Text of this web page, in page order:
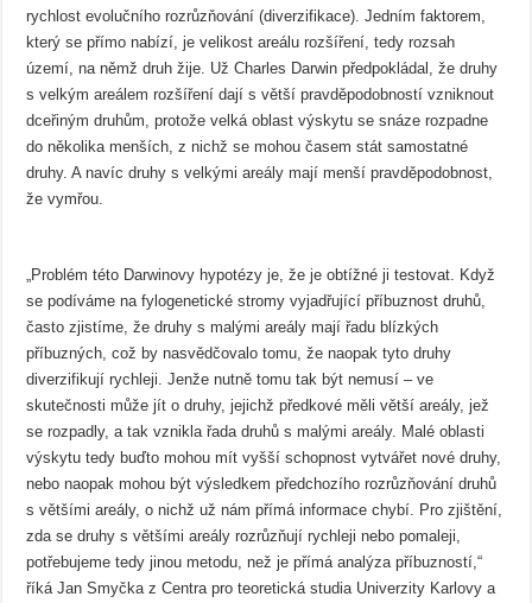
rychlost evolučního rozrůzňování (diverzifikace). Jedním faktorem,
který se přímo nabízí, je velikost areálu rozšíření, tedy rozsah
území, na němž druh žije. Už Charles Darwin předpokládal, že druhy
s velkým areálem rozšíření dají s větší pravděpodobností vzniknout
dceřiným druhům, protože velká oblast výskytu se snáze rozpadne
do několika menších, z nichž se mohou časem stát samostatné
druhy. A navíc druhy s velkými areály mají menší pravděpodobnost,
že vymřou.
„Problém této Darwinovy hypotézy je, že je obtížné ji testovat. Když
se podíváme na fylogenetické stromy vyjadřující příbuznost druhů,
často zjistíme, že druhy s malými areály mají řadu blízkých
příbuzných, což by nasvědčovalo tomu, že naopak tyto druhy
diverzifikují rychleji. Jenže nutně tomu tak být nemusí – ve
skutečnosti může jít o druhy, jejichž předkové měli větší areály, jež
se rozpadly, a tak vznikla řada druhů s malými areály. Malé oblasti
výskytu tedy buďto mohou mít vyšší schopnost vytvářet nové druhy,
nebo naopak mohou být výsledkem předchozího rozrůzňování druhů
s většími areály, o nichž už nám přímá informace chybí. Pro zjištění,
zda se druhy s většími areály rozrůzňují rychleji nebo pomaleji,
potřebujeme tedy jinou metodu, než je přímá analýza příbuzností,“
říká Jan Smyčka z Centra pro teoretická studia Univerzity Karlovy a